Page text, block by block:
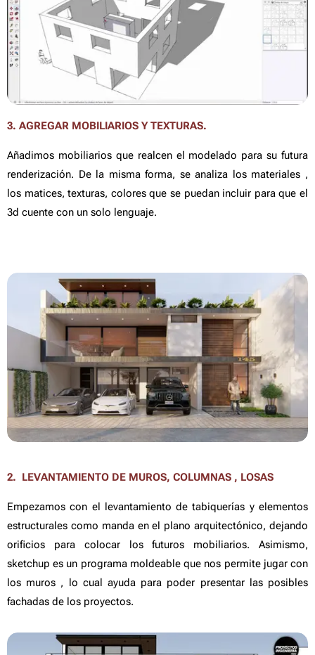
3. AGREGAR MOBILIARIOS Y TEXTURAS.
Añadimos mobiliarios que realcen el modelado para su futura
renderización. De la misma forma, se analiza los materiales ,
los matices, texturas, colores que se puedan incluir para que el
3d cuente con un solo lenguaje.
2. LEVANTAMIENTO DE MUROS, COLUMNAS , LOSAS
Empezamos con el levantamiento de tabiquerías y elementos
estructurales como manda en el plano arquitectónico, dejando
orificios para colocar los futuros mobiliarios. Asimismo,
sketchup es un programa moldeable que nos permite jugar con
los muros , lo cual ayuda para poder presentar las posibles
fachadas de los proyectos.